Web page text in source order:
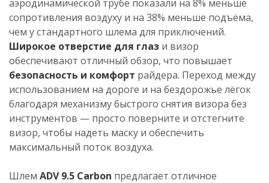
аэродинамической трубе показали на 8% меньше
сопротивления воздуху и на 38% меньше подъёма,
чем у стандартного шлема для приключений.
Широкое отверстие для глаз и визор
обеспечивают отличный обзор, что повышает
безопасность и комфорт райдера. Переход между
использованием на дороге и на бездорожье лёгок
благодаря механизму быстрого снятия визора без
инструментов — просто поверните и отстегните
визор, чтобы надеть маску и обеспечить
максимальный поток воздуха.
Шлем ADV 9.5 Carbon предлагает отличное